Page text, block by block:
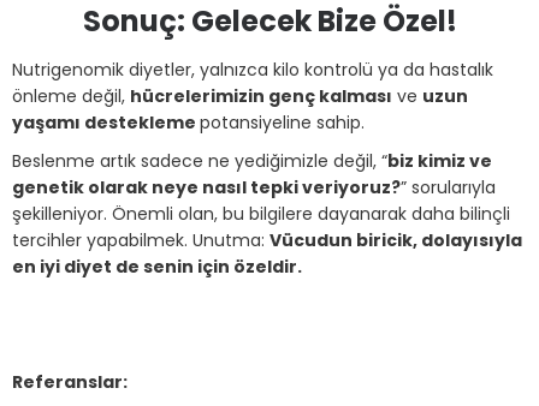
Sonuç: Gelecek Bize Özel!
Nutrigenomik diyetler, yalnızca kilo kontrolü ya da hastalık
önleme değil, hücrelerimizin genç kalması ve uzun
yaşamı destekleme potansiyeline sahip.
Beslenme artık sadece ne yediğimizle değil, “biz kimiz ve
genetik olarak neye nasıl tepki veriyoruz?” sorularıyla
şekilleniyor. Önemli olan, bu bilgilere dayanarak daha bilinçli
tercihler yapabilmek. Unutma: Vücudun biricik, dolayısıyla
en iyi diyet de senin için özeldir.
Referanslar: